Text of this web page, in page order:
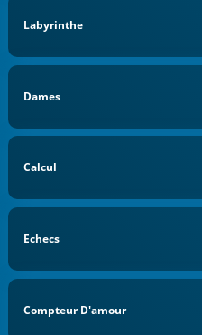
Labyrinthe
Dames
Calcul
Echecs
Compteur D'amour